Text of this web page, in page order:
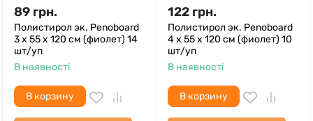
89 грн.
Полистирол эк. Penoboard
3 х 55 х 120 см (фиолет) 14
шт/уп
В наявності
В корзину
122 грн.
Полистирол эк. Penoboard
4 х 55 х 120 см (фиолет) 10
шт/уп
В наявності
В корзину